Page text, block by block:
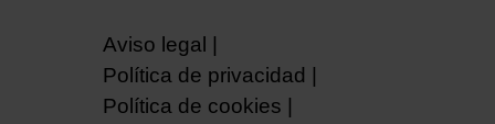
ACCIDENTES
Aviso legal
Política de privacidad
Política de cookies